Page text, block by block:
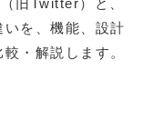
を、機能、設計
・解説します。